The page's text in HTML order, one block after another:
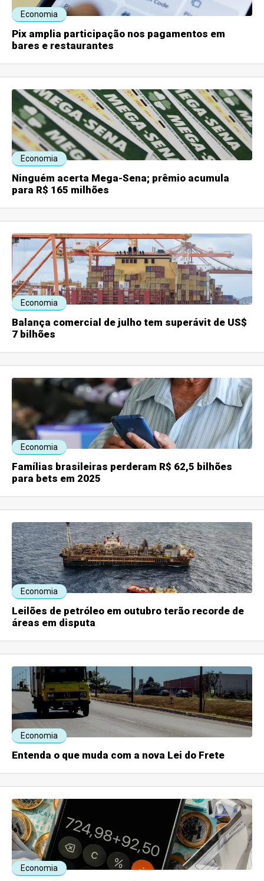
Economia
Pix amplia participação nos pagamentos em
bares e restaurantes
Economia
Ninguém acerta Mega-Sena; prêmio acumula
para R$ 165 milhões
Economia
Balança comercial de julho tem superávit de US$
7 bilhões
Economia
Famílias brasileiras perderam R$ 62,5 bilhões
para bets em 2025
Economia
Leilões de petróleo em outubro terão recorde de
áreas em disputa
Economia
Entenda o que muda com a nova Lei do Frete
Economia